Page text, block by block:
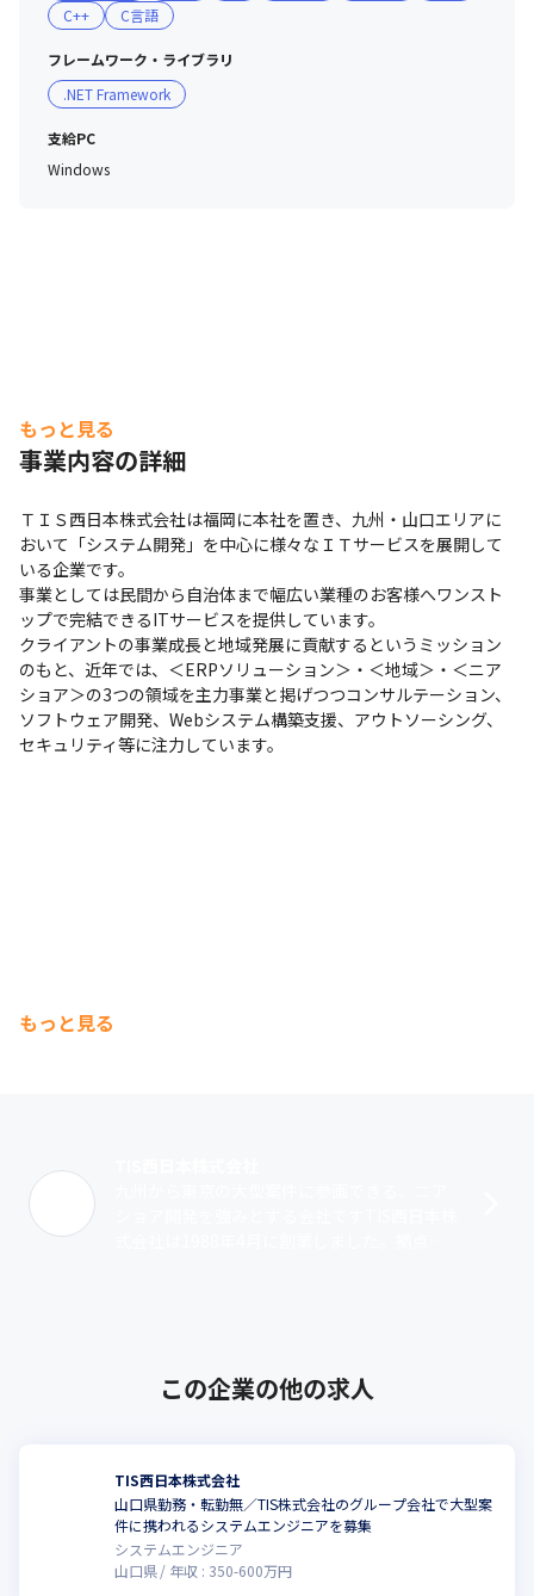
C++ C言語
フレームワーク・ライブラリ
.NET Framework
支給PC
Windows
もっと見る
事業内容の詳細
ＴＩＳ西日本株式会社は福岡に本社を置き、九州・山口エリアに
おいて「システム開発」を中心に様々なＩＴサービスを展開して
いる企業です。
事業としては民間から自治体まで幅広い業種のお客様へワンスト
ップで完結できるITサービスを提供しています。
クライアントの事業成長と地域発展に貢献するというミッション
のもと、近年では、＜ERPソリューション＞・＜地域＞・＜ニア
ショア＞の3つの領域を主力事業と掲げつつコンサルテーション、
ソフトウェア開発、Webシステム構築支援、アウトソーシング、
セキュリティ等に注力しています。
もっと見る
この企業の他の求人
TIS西日本株式会社
山口県勤務・転勤無／TIS株式会社のグループ会社で大型案
件に携われるシステムエンジニアを募集
システムエンジニア
山口県
年収 : 350-600万円